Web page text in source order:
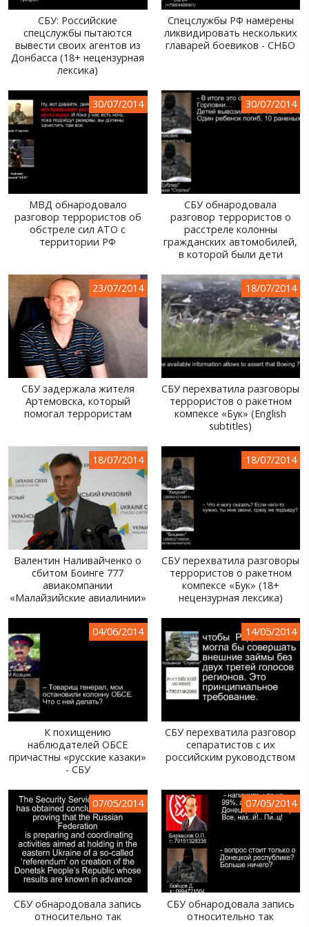
СБУ: Российские
спецслужбы пытаются
вывести своих агентов из
Донбасса (18+ нецензурная
лексика)
Спецслужбы РФ намерены
ликвидировать нескольких
главарей боевиков - СНБО
30/07/2014
МВД обнародовало
разговор террористов об
обстреле сил АТО с
территории РФ
30/07/2014
СБУ обнародовала
разговор террористов о
расстреле колонны
гражданских автомобилей,
в которой были дети
23/07/2014
СБУ задержала жителя
Артемовска, который
помогал террористам
18/07/2014
СБУ перехватила разговоры
террористов о ракетном
компексе «Бук» (English
subtitles)
18/07/2014
Валентин Наливайченко о
сбитом Боинге 777
авиакомпании
«Малайзийские авиалинии»
18/07/2014
СБУ перехватила разговоры
террористов о ракетном
компексе «Бук» (18+
нецензурная лексика)
04/06/2014
К похищению
наблюдателей ОБСЕ
причастны «русские казаки»
- СБУ
14/05/2014
СБУ перехватила разговор
сепаратистов с их
российским руководством
07/05/2014
СБУ обнародовала запись
относительно так
07/05/2014
СБУ обнародовала запись
относительно так